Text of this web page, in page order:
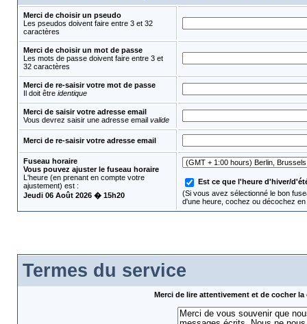
Merci de choisir un pseudo
Les pseudos doivent faire entre 3 et 32
caractères
Merci de choisir un mot de passe
Les mots de passe doivent faire entre 3 et
32 caractères
Merci de re-saisir votre mot de passe
Il doit être identique
Merci de saisir votre adresse email
Vous devrez saisir une adresse email valide
Merci de re-saisir votre adresse email
Fuseau horaire
Vous pouvez ajuster le fuseau horaire
L'heure (en prenant en compte votre
ajustement) est :
Jeudi 06 Août 2026 � 15h20
Est ce que l'heure d'hiver/
(Si vous avez sélectionné le bon
d'une heure, cochez ou décochez
Termes du service
Merci de lire attentivement et de cocher